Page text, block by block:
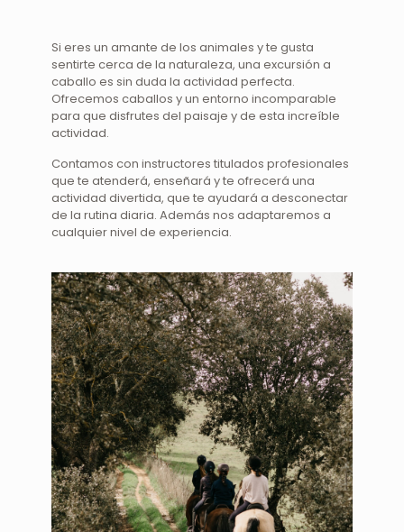
Si eres un amante de los animales y te gusta
sentirte cerca de la naturaleza, una excursión a
caballo es sin duda la actividad perfecta.
Ofrecemos caballos y un entorno incomparable
para que disfrutes del paisaje y de esta increíble
actividad.
Contamos con instructores titulados profesionales
que te atenderá, enseñará y te ofrecerá una
actividad divertida, que te ayudará a desconectar
de la rutina diaria. Además nos adaptaremos a
cualquier nivel de experiencia.